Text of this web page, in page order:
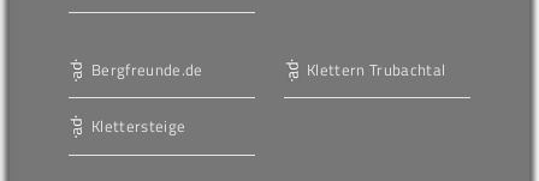
Bergfreunde.de
Klettersteige
Klettern Trubachtal